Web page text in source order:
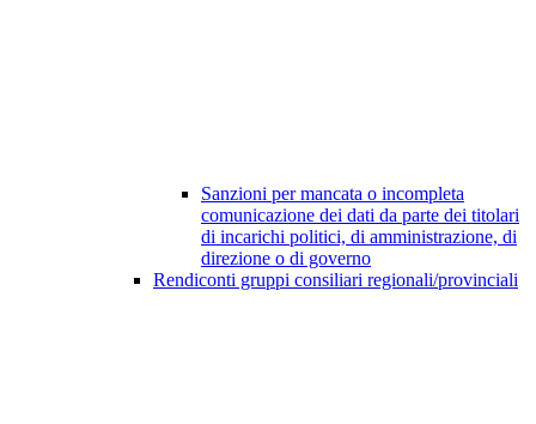
Sanzioni per mancata o incompleta
comunicazione dei dati da parte dei titolari
di incarichi politici, di amministrazione, di
direzione o di governo
Rendiconti gruppi consiliari regionali/provinciali